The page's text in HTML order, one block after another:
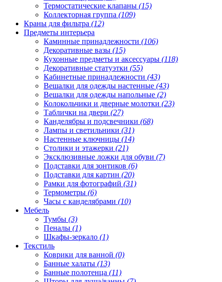
Термостатические клапаны (15)
Коллекторная группа (109)
Краны для фильтра (12)
Предметы интерьера
Каминные принадлежности (106)
Декоративные вазы (15)
Кухонные предметы и аксессуары (118)
Декоративные статуэтки (55)
Кабинетные принадлежности (43)
Вешалки для одежды настенные (43)
Вешалки для одежды напольные (2)
Колокольчики и дверные молотки (23)
Таблички на двери (27)
Канделябры и подсвечники (68)
Лампы и светильники (31)
Настенные ключницы (14)
Столики и этажерки (21)
Эксклюзивные ложки для обуви (7)
Подставки для зонтиков (6)
Подставки для картин (20)
Рамки для фотографий (31)
Термометры (6)
Часы с канделябрами (10)
Мебель
Тумбы (3)
Пеналы (1)
Шкафы-зеркало (1)
Текстиль
Коврики для ванной (0)
Банные халаты (13)
Банные полотенца (11)